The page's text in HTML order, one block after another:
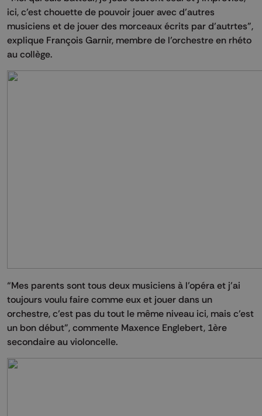
ici, c’est chouette de pouvoir jouer avec d’autres
musiciens et de jouer des morceaux écrits par d’autrtes”,
explique François Garnir, membre de l’orchestre en rhéto
au collège.
“Mes parents sont tous deux musiciens à l’opéra et j’ai
toujours voulu faire comme eux et jouer dans un
orchestre, c’est pas du tout le même niveau ici, mais c’est
un bon début”, commente Maxence Englebert, 1ère
secondaire au violoncelle.